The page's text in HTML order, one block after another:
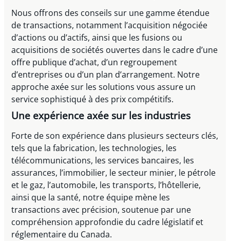
Nous offrons des conseils sur une gamme étendue
de transactions, notamment l’acquisition négociée
d’actions ou d’actifs, ainsi que les fusions ou
acquisitions de sociétés ouvertes dans le cadre d’une
offre publique d’achat, d’un regroupement
d’entreprises ou d’un plan d’arrangement. Notre
approche axée sur les solutions vous assure un
service sophistiqué à des prix compétitifs.
Une expérience axée sur les industries
Forte de son expérience dans plusieurs secteurs clés,
tels que la fabrication, les technologies, les
télécommunications, les services bancaires, les
assurances, l’immobilier, le secteur minier, le pétrole
et le gaz, l’automobile, les transports, l’hôtellerie,
ainsi que la santé, notre équipe mène les
transactions avec précision, soutenue par une
compréhension approfondie du cadre législatif et
réglementaire du Canada.